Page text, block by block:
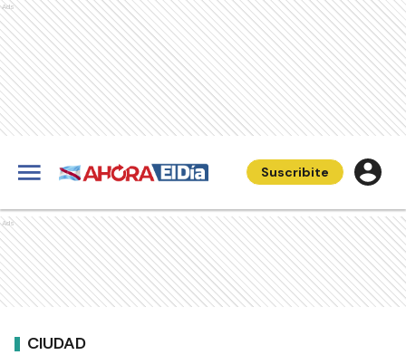
Ads
Suscribite
Ads
CIUDAD